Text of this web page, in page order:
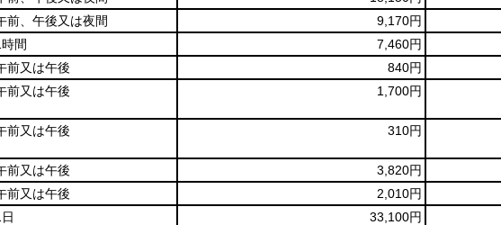
前、午後又は夜間 9,170円
間 7,460円
前又は午後 840円
前又は午後 1,700円
前又は午後 310円
前又は午後 3,820円
前又は午後 2,010円
33,100円